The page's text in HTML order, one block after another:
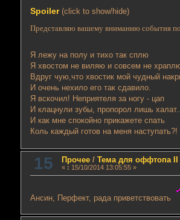
Spoiler(click to show/hide)
Представляю вашему вниманию события
Я лежу на полу и тихо так сплю
Я хвостом не виляю и совсем не
Вдруг чую,что хвостик мой чудный
И очень нехило его так сдавило.
Я вскочил! Неприятеля за ногу - цап
И клацнули зубы, пропорол лишь халат...
И как мне спокойно прикажете спать
Коль каждый готов на меня наступать?!
15 Прочее/ Тема для оффтопа II
« : 15/10/2014 13:05:55 »
Ансин, Перфект, рада приветствовать